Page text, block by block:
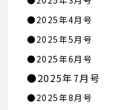
●2025年4月号
●2025年5月号
●2025年6月号
●2025年7月号
●2025年8月号